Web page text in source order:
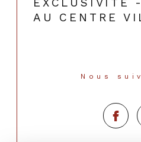
AU CENTRE
Nous